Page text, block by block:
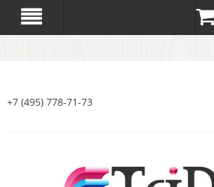
+7 (495) 778-71-73